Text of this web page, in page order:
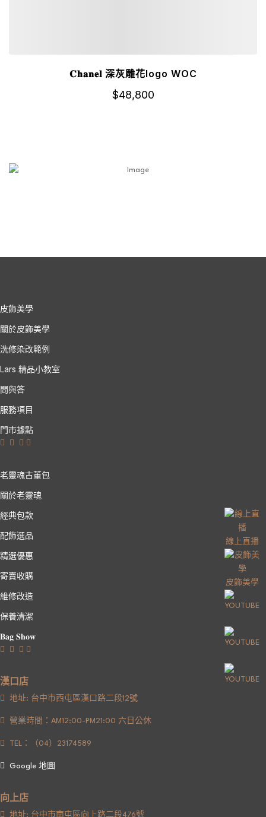
𝐂𝐡𝐚𝐧𝐞𝐥 深灰雕花logo WOC
$48,800
皮飾美學
關於皮飾美學
洗修染改範例
Lars 精品小教室
問與答
服務項目
門市據點
老靈魂古董包
關於老靈魂
經典包款
配飾選品
精選優惠
寄賣收購
維修改造
保養清潔
𝐁𝐚𝐠 𝐒𝐡𝐨𝐰
漢口店
地址: 台中市西屯區漢口路二段12號
營業時間：AM12:00-PM21:00 六日公休
TEL：（04）23174589
Google 地圖
向上店
地址: 台中市南屯區向上路二段476號
線上直播
皮飾美學